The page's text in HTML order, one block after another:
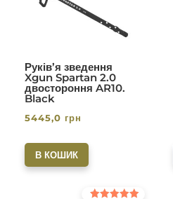
Руків’я зведення
Xgun Spartan 2.0
двостороння AR10.
Black
5445,0 грн
В КОШИК